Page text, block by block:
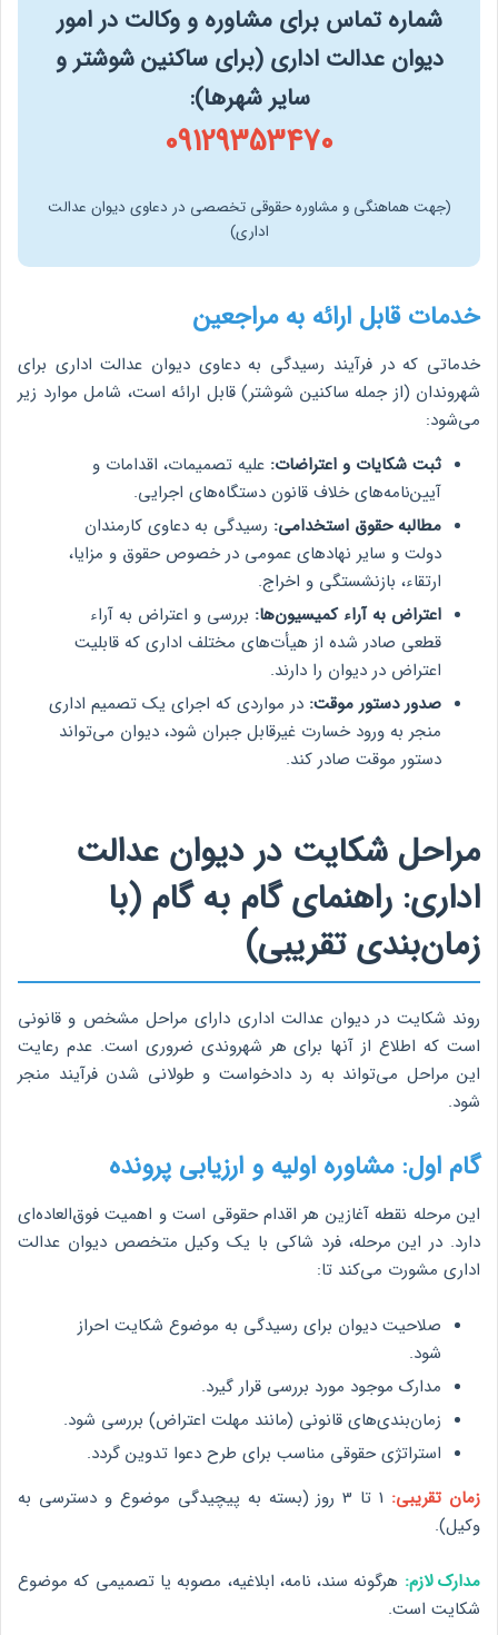
شماره تماس برای مشاوره و وکالت در امور
دیوان عدالت اداری (برای ساکنین شوشتر و
سایر شهرها):
09129353470
(جهت هماهنگی و مشاوره حقوقی تخصصی در دعاوی دیوان عدالت
اداری)
خدمات قابل ارائه به مراجعین
خدماتی که در فرآیند رسیدگی به دعاوی دیوان عدالت اداری برای
شهروندان (از جمله ساکنین شوشتر) قابل ارائه است، شامل موارد زیر
می‌شود:
ثبت شکایات و اعتراضات: علیه تصمیمات، اقدامات و
آیین‌نامه‌های خلاف قانون دستگاه‌های اجرایی.
مطالبه حقوق استخدامی: رسیدگی به دعاوی کارمندان
دولت و سایر نهادهای عمومی در خصوص حقوق و مزایا،
ارتقاء، بازنشستگی و اخراج.
اعتراض به آراء کمیسیون‌ها: بررسی و اعتراض به آراء
قطعی صادر شده از هیأت‌های مختلف اداری که قابلیت
اعتراض در دیوان را دارند.
صدور دستور موقت: در مواردی که اجرای یک تصمیم اداری
منجر به ورود خسارت غیرقابل جبران شود، دیوان می‌تواند
دستور موقت صادر کند.
مراحل شکایت در دیوان عدالت
اداری: راهنمای گام به گام (با
زمان‌بندی تقریبی)
روند شکایت در دیوان عدالت اداری دارای مراحل مشخص و قانونی
است که اطلاع از آنها برای هر شهروندی ضروری است. عدم رعایت
این مراحل می‌تواند به رد دادخواست و طولانی شدن فرآیند منجر
شود.
گام اول: مشاوره اولیه و ارزیابی پرونده
این مرحله نقطه آغازین هر اقدام حقوقی است و اهمیت فوق‌العاده‌ای
دارد. در این مرحله، فرد شاکی با یک وکیل متخصص دیوان عدالت
اداری مشورت می‌کند تا:
صلاحیت دیوان برای رسیدگی به موضوع شکایت احراز
شود.
مدارک موجود مورد بررسی قرار گیرد.
زمان‌بندی‌های قانونی (مانند مهلت اعتراض) بررسی شود.
استراتژی حقوقی مناسب برای طرح دعوا تدوین گردد.
زمان تقریبی:
1 تا 3 روز (بسته به پیچیدگی موضوع و دسترسی به
وکیل).
مدارک لازم: هرگونه سند، نامه، ابلاغیه، مصوبه یا تصمیمی که موضوع
شکایت است.